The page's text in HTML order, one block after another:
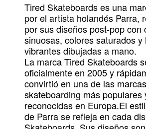
Tired Skateboards es una
por el artista holandés Parra,
por sus diseños post-pop con
sinuosas, colores saturados y
vibrantes dibujadas a mano.
La marca Tired Skateboards
oficialmente en 2005 y
convirtió en una de las
skateboarding más populares
reconocidas en Europa.El
de Parra se refleja en cada